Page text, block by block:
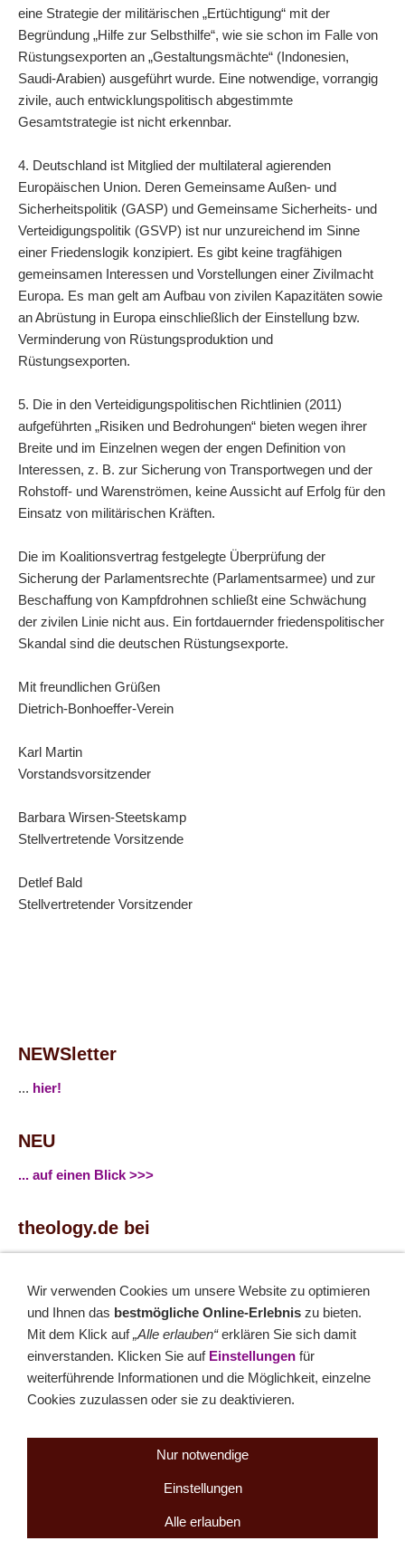
eine Strategie der militärischen „Ertüchtigung“ mit der
Begründung „Hilfe zur Selbsthilfe“, wie sie schon im Falle von
Rüstungsexporten an „Gestaltungsmächte“ (Indonesien,
Saudi-Arabien) ausgeführt wurde. Eine notwendige, vorrangig
zivile, auch entwicklungspolitisch abgestimmte
Gesamtstrategie ist nicht erkennbar.
4. Deutschland ist Mitglied der multilateral agierenden
Europäischen Union. Deren Gemeinsame Außen- und
Sicherheitspolitik (GASP) und Gemeinsame Sicherheits- und
Verteidigungspolitik (GSVP) ist nur unzureichend im Sinne
einer Friedenslogik konzipiert. Es gibt keine tragfähigen
gemeinsamen Interessen und Vorstellungen einer Zivilmacht
Europa. Es man gelt am Aufbau von zivilen Kapazitäten sowie
an Abrüstung in Europa einschließlich der Einstellung bzw.
Verminderung von Rüstungsproduktion und
Rüstungsexporten.
5. Die in den Verteidigungspolitischen Richtlinien (2011)
aufgeführten „Risiken und Bedrohungen“ bieten wegen ihrer
Breite und im Einzelnen wegen der engen Definition von
Interessen, z. B. zur Sicherung von Transportwegen und der
Rohstoff- und Warenströmen, keine Aussicht auf Erfolg für den
Einsatz von militärischen Kräften.
Die im Koalitionsvertrag festgelegte Überprüfung der
Sicherung der Parlamentsrechte (Parlamentsarmee) und zur
Beschaffung von Kampfdrohnen schließt eine Schwächung
der zivilen Linie nicht aus. Ein fortdauernder friedenspolitischer
Skandal sind die deutschen Rüstungsexporte.
Mit freundlichen Grüßen
Dietrich-Bonhoeffer-Verein
Karl Martin
Vorstandsvorsitzender
Barbara Wirsen-Steetskamp
Stellvertretende Vorsitzende
Detlef Bald
Stellvertretender Vorsitzender
NEWSletter
... hier!
NEU
... auf einen Blick >>>
theology.de bei
... Twitter
Monatsrätsel
Rätseln & Gewinnen!
Über unsKontakt
Wir verwenden Cookies um unsere Website zu optimieren
und Ihnen das bestmögliche Online-Erlebnis zu bieten.
Mit dem Klick auf„Alle erlauben“erklären Sie sich damit
einverstanden. Klicken Sie auf Einstellungen für
weiterführende Informationen und die Möglichkeit, einzelne
Cookies zuzulassen oder sie zu deaktivieren.
Nur notwendige
Einstellungen
Alle erlauben